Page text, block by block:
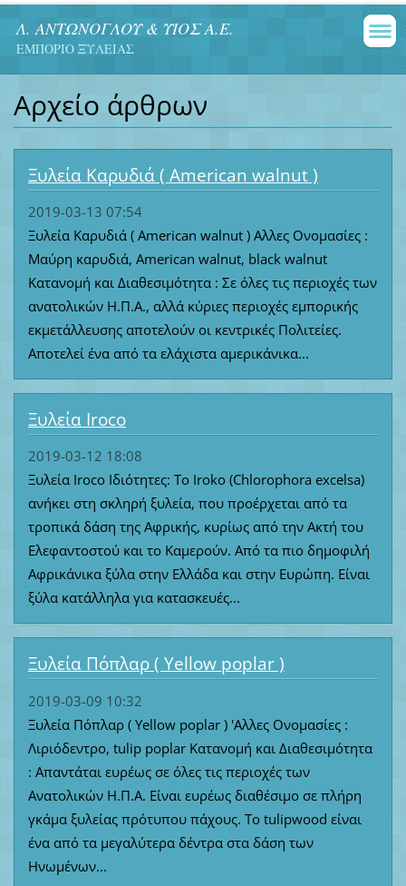
Λ. ΑΝΤΩΝΟΓΛΟΥ & ΥΙΟΣ Α.Ε.
ΕΜΠΟΡΙΟ ΞΥΛΕΙΑΣ
Αρχείο άρθρων
Ξυλεία Καρυδιά ( American walnut )
2019-03-13 07:54
Ξυλεία Καρυδιά ( American walnut ) Aλλες Ονομασίες :
Μαύρη καρυδιά, American walnut, black walnut
Κατανομή και Διαθεσιμότητα : Σε όλες τις περιοχές των
ανατολικών Η.Π.Α., αλλά κύριες περιοχές εμπορικής
εκμετάλλευσης αποτελούν οι κεντρικές Πολιτείες.
Αποτελεί ένα από τα ελάχιστα αμερικάνικα...
Ξυλεία Iroco
2019-03-12 18:08
Ξυλεία Iroco Ιδιότητες: To Iroko (Chlorophora excelsa)
ανήκει στη σκληρή ξυλεία, που προέρχεται από τα
τροπικά δάση της Αφρικής, κυρίως από την Ακτή του
Ελεφαντοστού και το Καμερούν. Από τα πιο δημοφιλή
Αφρικάνικα ξύλα στην Ελλάδα και στην Ευρώπη. Είναι
ξύλα κατάλληλα για κατασκευές...
Ξυλεία Πόπλαρ ( Yellow poplar )
2019-03-09 10:32
Ξυλεία Πόπλαρ ( Yellow poplar ) 'Aλλες Ονομασίες :
Λιριόδεντρο, tulip poplar Κατανομή και Διαθεσιμότητα
: Απαντάται ευρέως σε όλες τις περιοχές των
Ανατολικών Η.Π.Α. Είναι ευρέως διαθέσιμο σε πλήρη
γκάμα ξυλείας πρότυπου πάχους. Το tulipwood είναι
ένα από τα μεγαλύτερα δέντρα στα δάση των
Ηνωμένων...